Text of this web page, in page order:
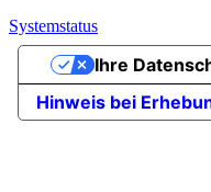
Systemstatus
Hinweis bei
Ihre